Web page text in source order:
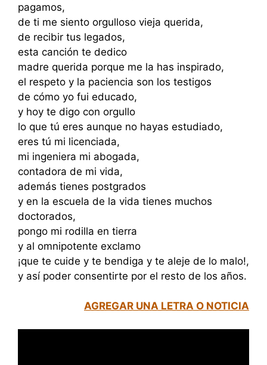
pagamos,
de ti me siento orgulloso vieja querida,
de recibir tus legados,
esta canción te dedico
madre querida porque me la has inspirado,
el respeto y la paciencia son los testigos
de cómo yo fui educado,
y hoy te digo con orgullo
lo que tú eres aunque no hayas estudiado,
eres tú mi licenciada,
mi ingeniera mi abogada,
contadora de mi vida,
además tienes postgrados
y en la escuela de la vida tienes muchos
doctorados,
pongo mi rodilla en tierra
y al omnipotente exclamo
¡que te cuide y te bendiga y te aleje de lo malo!,
y así poder consentirte por el resto de los años.
AGREGAR UNA LETRA O NOTICIA